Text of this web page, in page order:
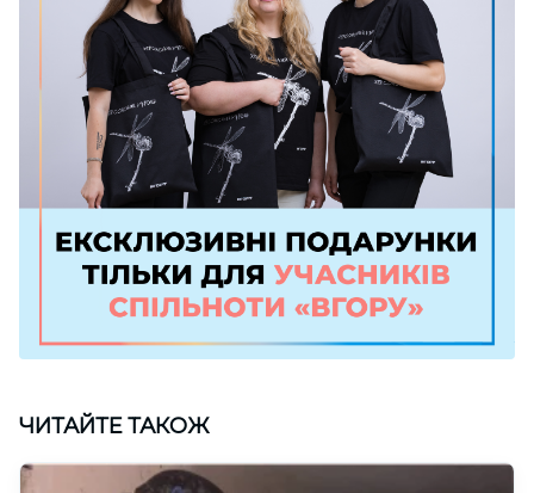
ЧИТАЙТЕ ТАКОЖ